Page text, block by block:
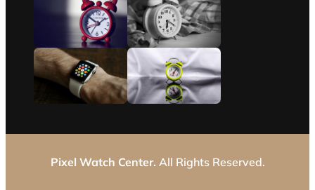
Pixel Watch Center. All Rights Reserved.